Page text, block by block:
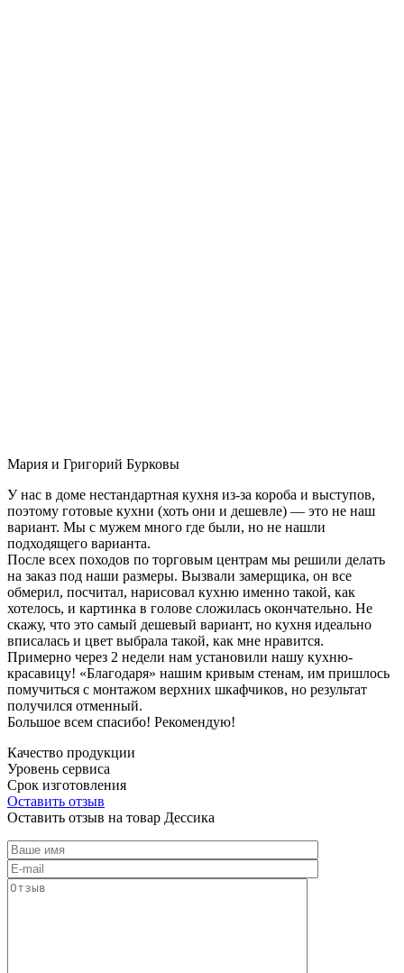
Мария и Григорий Бурковы
У нас в доме нестандартная кухня из-за короба и выступов,
поэтому готовые кухни (хоть они и дешевле) — это не наш
вариант. Мы с мужем много где были, но не нашли
подходящего варианта.
После всех походов по торговым центрам мы решили делать
на заказ под наши размеры. Вызвали замерщика, он все
обмерил, посчитал, нарисовал кухню именно такой, как
хотелось, и картинка в голове сложилась окончательно. Не
скажу, что это самый дешевый вариант, но кухня идеально
вписалась и цвет выбрала такой, как мне нравится.
Примерно через 2 недели нам установили нашу кухню-
красавицу! «Благодаря» нашим кривым стенам, им пришлось
помучиться с монтажом верхних шкафчиков, но результат
получился отменный.
Большое всем спасибо! Рекомендую!
Качество продукции
Уровень сервиса
Срок изготовления
Оставить отзыв
Оставить отзыв на товар Дессика